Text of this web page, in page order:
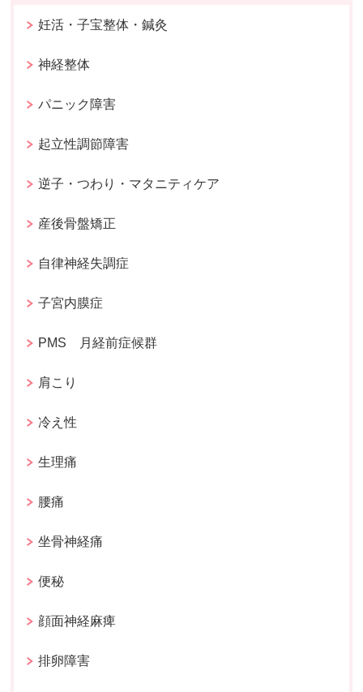
妊活・子宝整体・鍼灸
神経整体
パニック障害
起立性調節障害
逆子・つわり・マタニティケア
産後骨盤矯正
自律神経失調症
子宮内膜症
PMS 月経前症候群
肩こり
冷え性
生理痛
腰痛
坐骨神経痛
便秘
顔面神経麻痺
排卵障害